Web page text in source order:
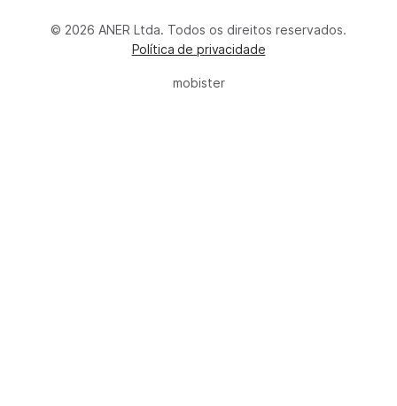
© 2026 ANER Ltda. Todos os direitos reservados.
Política de privacidade
mobister